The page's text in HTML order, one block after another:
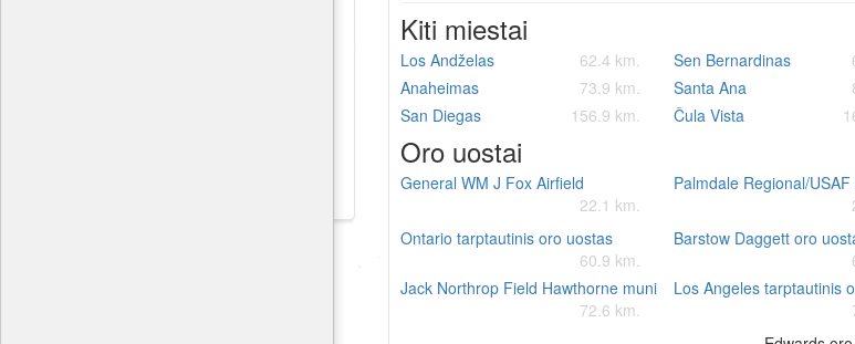
Kiti miestai
Los Andželas 62.4 km. Sen Bernardinas
Anaheimas
73.9 km. Santa Ana
San Diegas
156.9 km. Čula Vista
Oro uostai
General WM J Fox Airfield
22.1 km.
Palmdale Regional/
Ontario tarptautinis oro uostas
60.9 km.
Barstow Daggett oro
Jack Northrop Field Hawthorne municipalinis oro uostas
72.6 km.
Los Angeles tarptautinis